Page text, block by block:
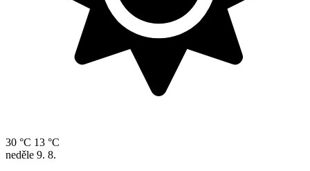
30 °C 13 °C
neděle 9. 8.